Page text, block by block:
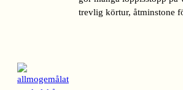
trevlig körtur, åtminstone